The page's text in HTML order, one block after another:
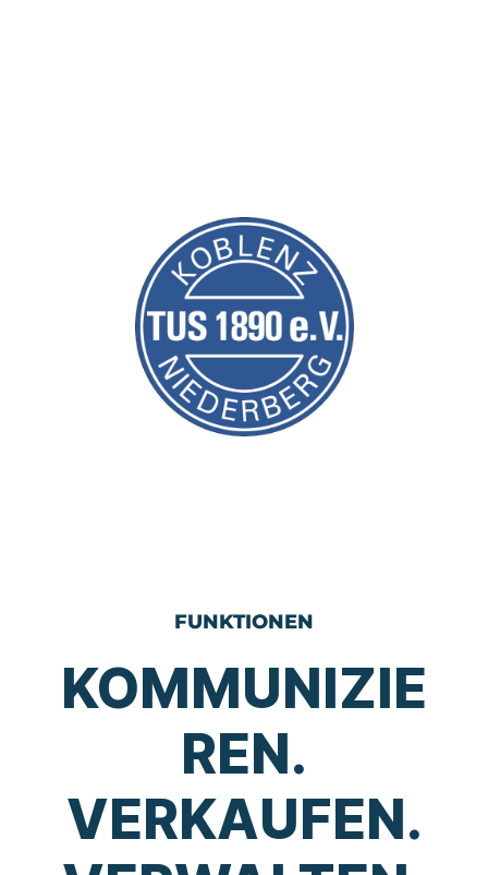
FUNKTIONEN
KOMMUNIZIE
REN.
VERKAUFEN.